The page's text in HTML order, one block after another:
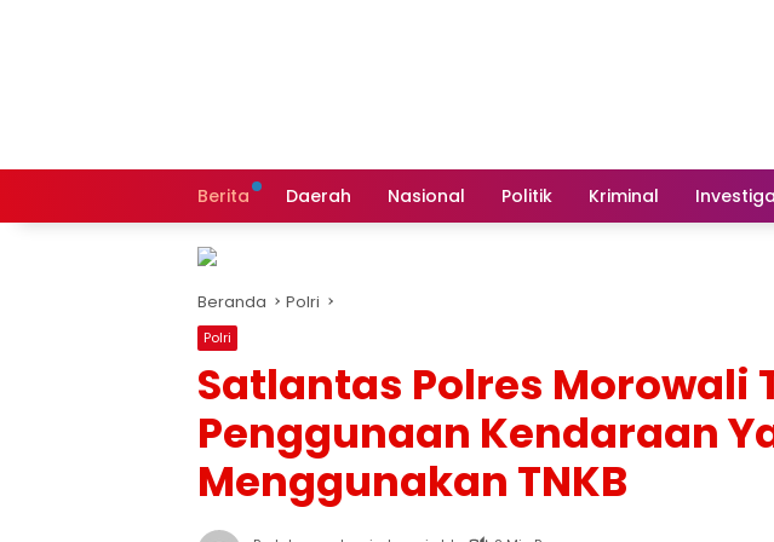
Berita Daerah Nasional Politik Kriminal
Beranda Polri
Polri
Satlantas Polres Morowali
Penggunaan Kendaraan
Menggunakan TNKB